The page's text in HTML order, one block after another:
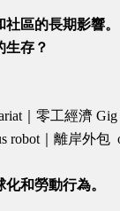
區的長期影響。
生存？
｜零工經濟 Gig
robot｜離岸外包
和勞動行為。